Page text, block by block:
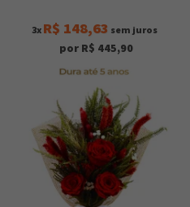
3x R$ 148,63 sem juros
por R$ 445,90